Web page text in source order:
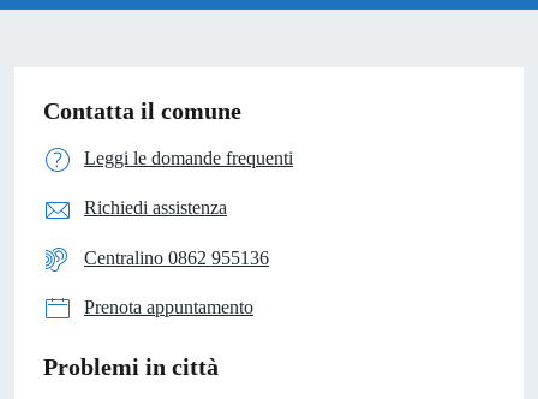
Contatta il comune
Leggi le domande frequenti
Richiedi assistenza
Centralino 0862 955136
Prenota appuntamento
Problemi in città